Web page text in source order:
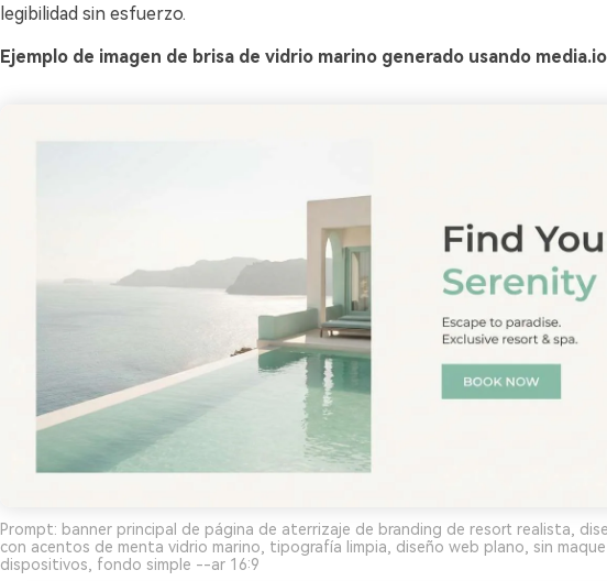
legibilidad sin esfuerzo.
Ejemplo de imagen de brisa de vidrio marino generado usando media.io
Prompt: banner principal de página de aterrizaje de branding de resort realista,
con acentos de menta vidrio marino, tipografía limpia, diseño web plano, sin
dispositivos, fondo simple --ar 16:9